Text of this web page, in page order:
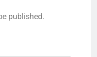
published.